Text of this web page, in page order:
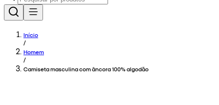
Início
/
Homem
/
Camiseta masculina com âncora 100% algodão